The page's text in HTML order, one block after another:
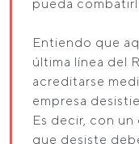
pueda
Entiendo que
última línea del
acreditarse
empresa
Es decir, con
que desiste